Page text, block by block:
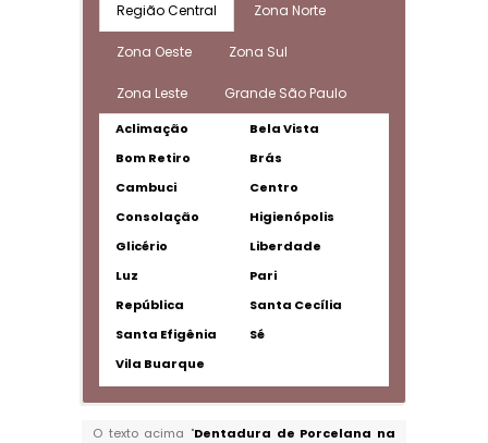
Região Central Zona Norte
Zona Oeste Zona Sul
Zona Leste Grande São Paulo
Aclimação
Bela Vista
Bom Retiro
Brás
Cambuci
Centro
Consolação
Higienópolis
Glicério
Liberdade
Luz
Pari
República
Santa Cecília
Santa Efigênia
Sé
Vila Buarque
O texto acima "Dentadura de Porcelana na